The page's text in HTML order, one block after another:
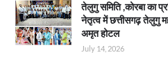
तेलुगु समिति ,कोरबा का
नेतृत्व में छत्तीसगढ़ तेलुगु
अमृत होटल
July 14, 2026